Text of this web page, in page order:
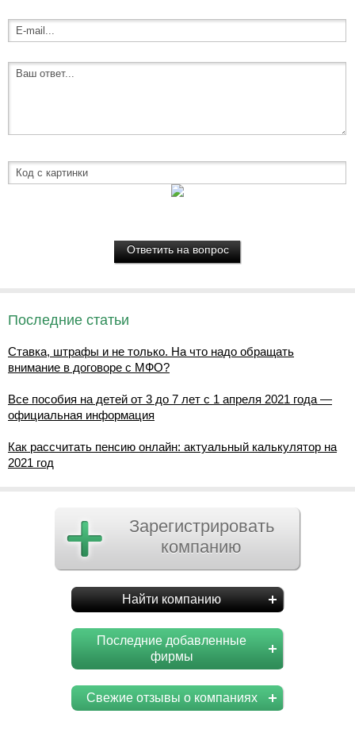
Последние статьи
Ставка, штрафы и не только. На что надо обращать
внимание в договоре с МФО?
Все пособия на детей от 3 до 7 лет с 1 апреля 2021 года —
официальная информация
Как рассчитать пенсию онлайн: актуальный калькулятор на
2021 год
Зарегистрировать
компанию
Найти компанию
Последние добавленные
фирмы
Свежие отзывы о компаниях